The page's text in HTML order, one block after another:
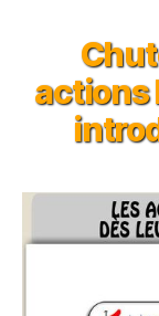
actions